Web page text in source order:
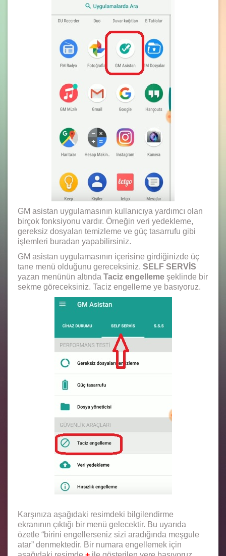
GM asistan uygulamasının kullanıcıya yardımcı olan
birçok fonksiyonu vardır. Örneğin veri yedekleme,
gereksiz dosyaları temizleme ve güç tasarrufu gibi
işlemleri buradan yapabilirsiniz.
GM asistan uygulamasının içerisine girdiğinizde üç
tane menü olduğunu gereceksiniz. SELF SERVİS
yazan menünün altında Taciz engelleme şeklinde bir
sekme göreceksiniz. Taciz engelleme ye basıyoruz.
Karşınıza aşağıdaki resimdeki bilgilendirme
ekranının çıktığı bir menü gelecektir. Bu uyarıda
özetle “birini engellerseniz sizi aradığında meşgule
atar” denmektedir. Bir numara engellemek için